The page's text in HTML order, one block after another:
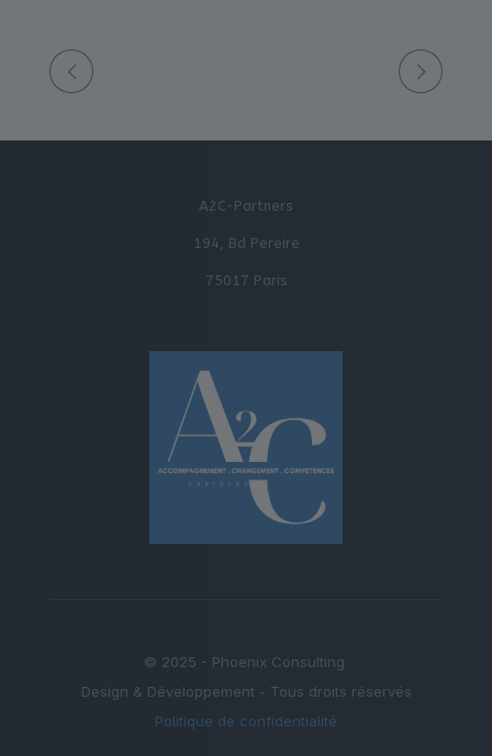
A2C-Partners
194, Bd Pereire
75017 Paris
© 2025 - Phoenix Consulting
Design & Développement - Tous droits réservés
Politique de confidentialité